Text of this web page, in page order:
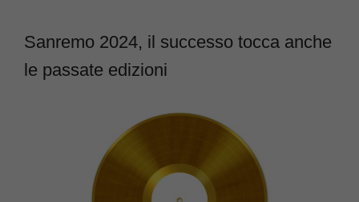
Sanremo 2024, il successo tocca anche
le passate edizioni